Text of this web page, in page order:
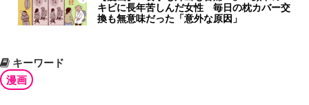
キビに長年苦しんだ女性 毎日の枕カバー交
換も無意味だった「意外な原因」
キーワード
漫画